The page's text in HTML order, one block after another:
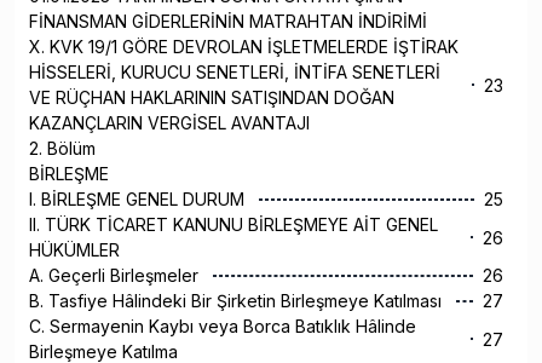
FİNANSMAN GİDERLERİNİN MATRAHTAN İNDİRİMİ
X. KVK 19/1 GÖRE DEVROLAN İŞLETMELERDE İŞTİRAK
HİSSELERİ, KURUCU SENETLERİ, İNTİFA SENETLERİ
VE RÜÇHAN HAKLARININ SATIŞINDAN DOĞAN
KAZANÇLARIN VERGİSEL AVANTAJI
23
2. Bölüm
BİRLEŞME
I. BİRLEŞME GENEL DURUM
25
II. TÜRK TİCARET KANUNU BİRLEŞMEYE AİT GENEL
HÜKÜMLER
26
A. Geçerli Birleşmeler
26
B. Tasfiye Hâlindeki Bir Şirketin Birleşmeye Katılması
27
C. Sermayenin Kaybı veya Borca Batıklık Hâlinde
Birleşmeye Katılma
27